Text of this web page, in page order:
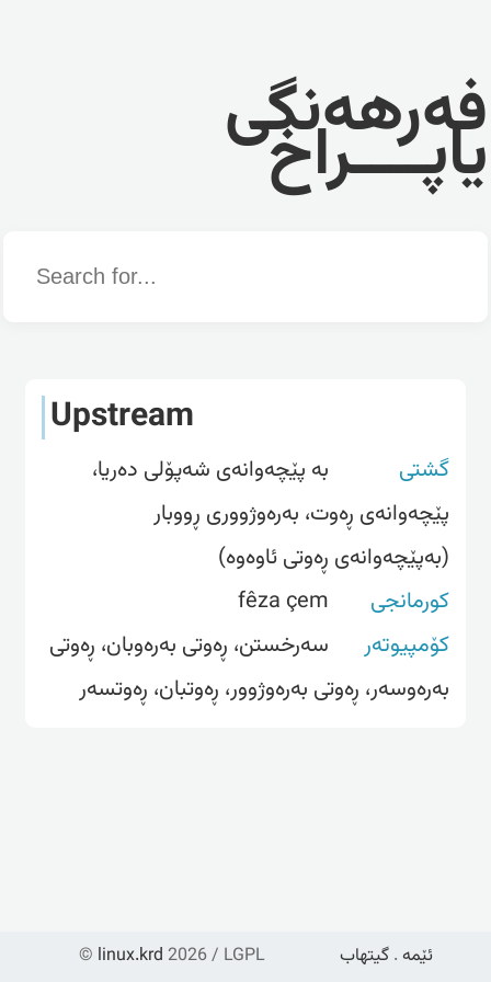
فەرهەنگی
یاپــــراخ
Word
Upstream
گشتی
بە پێچەوانەی شەپۆلی دەریا،
پێچەوانەى ڕەوت، بەرەوژووری ڕووبار
(بەپێچەوانەى ڕەوتى ئاوەوە)
کورمانجی
fêza çem
کۆمپیوتەر
سه‌رخستن، ڕه‌وتی به‌ره‌وبان، ڕه‌وتی
به‌ره‌وسه‌ر، ڕه‌وتی به‌ره‌وژوور، ڕه‌وتبان، ڕه‌وتسه‌ر
© linux.krd 2026 / LGPL ئێمە . گیتهاب